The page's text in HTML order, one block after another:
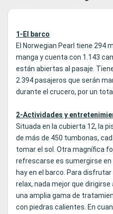
1-El barco
El Norwegian Pearl tiene 294
manga y cuenta con 1.143
están abiertas al pasaje.
2.394 pasajeros que serán
durante el crucero, por un
2-Actividades y
Situada en la cubierta 12, la
de más de 450 tumbonas,
tomar el sol. Otra magnífica
refrescarse es sumergirse en
hay en el barco. Para
relax, nada mejor que
una amplia gama de
con piedras calientes. En